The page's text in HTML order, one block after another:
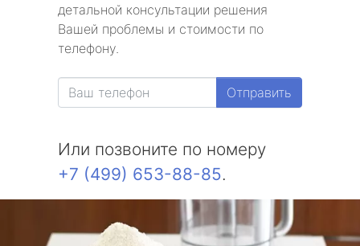
детальной консультации решения
Вашей проблемы и стоимости по
телефону.
Отправить
Или позвоните по номеру
+7 (499) 653-88-85.